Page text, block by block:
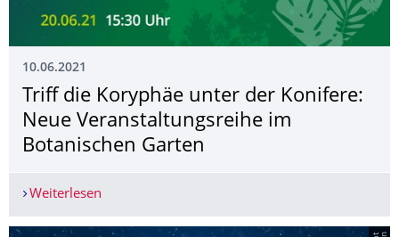
10.06.2021
Triff die Koryphäe unter der Konifere:
Neue Veranstaltungsrei­he im
Botanischen Garten
Weiterlesen